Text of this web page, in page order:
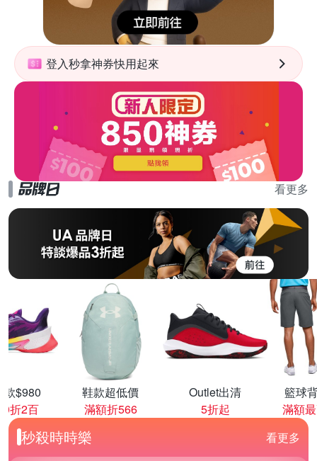
登入秒拿神券快用起來
看更多
款$980
折2百
鞋款超低價
滿額折566
Outlet出清
5折起
籃球
滿額
秒殺時時樂 看更多